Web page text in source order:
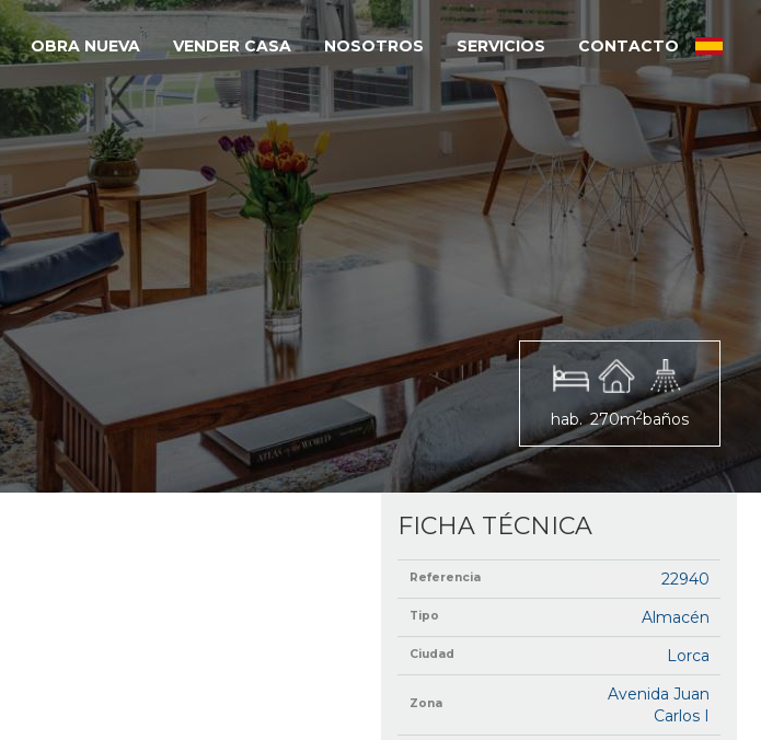
OBRA NUEVA VENDER CASA NOSOTROS SERVICIOS CONTACTO
hab. 270m2baños
FICHA TÉCNICA
Referencia 22940
Tipo Almacén
Ciudad Lorca
Zona
Avenida Juan
Carlos I